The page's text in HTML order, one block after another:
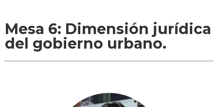
Mesa 6: Dimensión jurídica
del gobierno urbano.